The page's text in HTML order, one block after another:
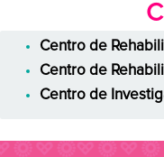
Centro de
Centro de
Centro de